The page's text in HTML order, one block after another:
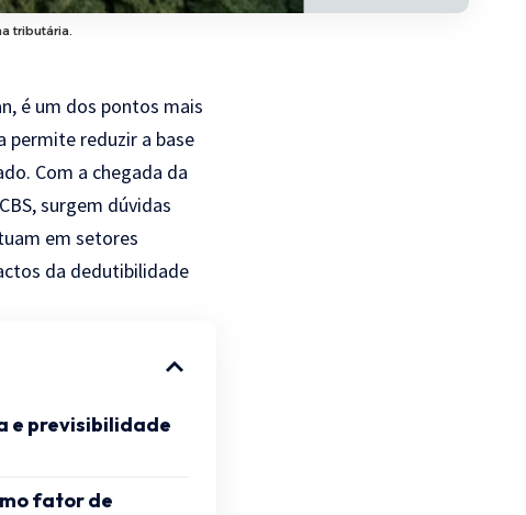
tributária.
é um dos pontos mais
permite reduzir a base
Com a chegada da
surgem dúvidas
em setores
da dedutibilidade
e previsibilidade
fator de